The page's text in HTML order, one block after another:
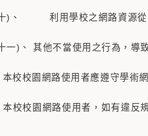
、 利用學校之網路資源從事
)、 其他不當使用之行為，導致
本校校園網路使用者應遵守學術
本校校園網路使用者，如有違反